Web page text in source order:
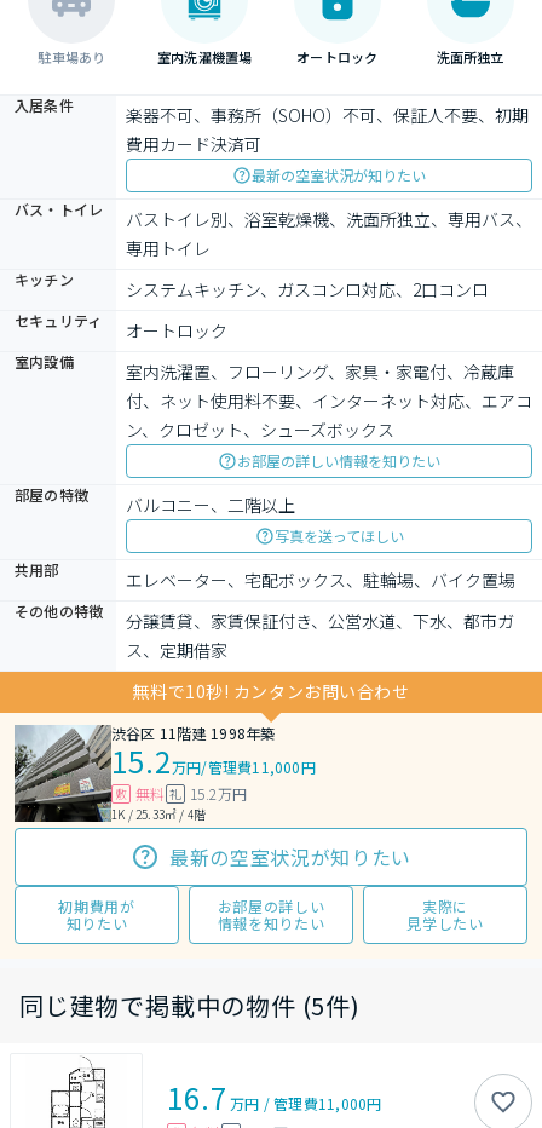
駐車場あり 室内洗濯機置場 オートロック 洗面所独立
入居条件
楽器不可、事務所（SOHO）不可、保証人不要、初期
費用カード決済可
最新の空室状況が知りたい
バス・トイレ
バストイレ別、浴室乾燥機、洗面所独立、専用バス、
専用トイレ
キッチン システムキッチン、ガスコンロ対応、2口コンロ
セキュリティ オートロック
室内設備
室内洗濯置、フローリング、家具・家電付、冷蔵庫
付、ネット使用料不要、インターネット対応、エアコ
ン、クロゼット、シューズボックス
お部屋の詳しい情報を知りたい
部屋の特徴
バルコニー、二階以上
写真を送ってほしい
共用部
エレベーター、宅配ボックス、駐輪場、バイク置場
その他の特徴
分譲賃貸、家賃保証付き、公営水道、下水、都市ガ
ス、定期借家
無料で10秒! カンタンお問い合わせ
渋谷区 11階建 1998年築
15.2万円/管理費11,000円
敷 無料 礼 15.2万円
1K / 25.33㎡ / 4階
最新の空室状況が知りたい
初期費用が
知りたい
お部屋の詳しい
情報を知りたい
実際に
見学したい
同じ建物で掲載中の物件 (5件)
16.7 万円 /管理費11,000円